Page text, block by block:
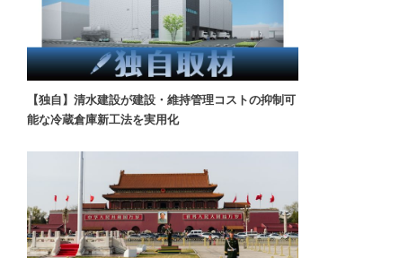
【独自】清水建設が建設・維持管理コストの抑制可
能な冷蔵倉庫新工法を実用化